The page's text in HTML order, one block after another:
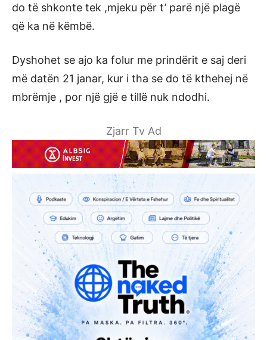
do të shkonte tek ,mjeku për t’ parë një plagë
që ka në këmbë.
Dyshohet se ajo ka folur me prindërit e saj deri
më datën 21 janar, kur i tha se do të kthehej në
mbrëmje , por një gjë e tillë nuk ndodhi.
Zjarr Tv Ad